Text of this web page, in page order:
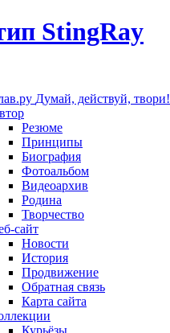
Думай, действуй, твори!
Резюме
Принципы
Биография
Фотоальбом
Видеоархив
Родина
Творчество
сайт
Новости
История
Продвижение
Обратная связь
Карта сайта
Курьёзы